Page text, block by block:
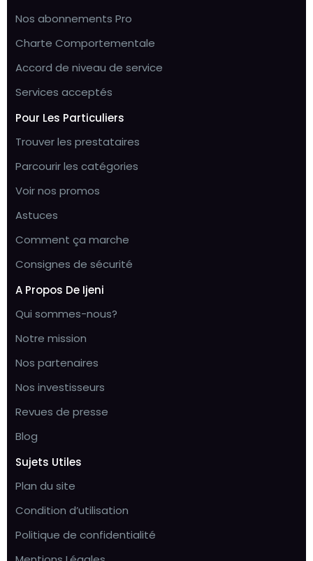
Nos abonnements Pro
Charte Comportementale
Accord de niveau de service
Services acceptés
Pour Les Particuliers
Trouver les prestataires
Parcourir les catégories
Voir nos promos
Astuces
Comment ça marche
Consignes de sécurité
A Propos De Ijeni
Qui sommes-nous?
Notre mission
Nos partenaires
Nos investisseurs
Revues de presse
Blog
Sujets Utiles
Plan du site
Condition d’utilisation
Politique de confidentialité